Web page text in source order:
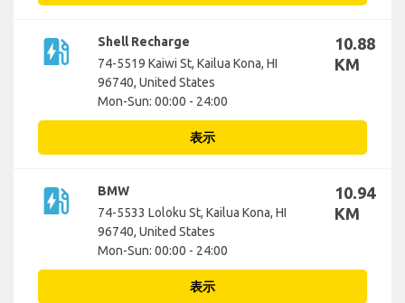
ev_station
Shell Recharge
74-5519 Kaiwi St, Kailua Kona, HI
96740, United States
Mon-Sun: 00:00 - 24:00
10.88
KM
表示
ev_station
BMW
74-5533 Loloku St, Kailua Kona, HI
96740, United States
Mon-Sun: 00:00 - 24:00
10.94
KM
表示